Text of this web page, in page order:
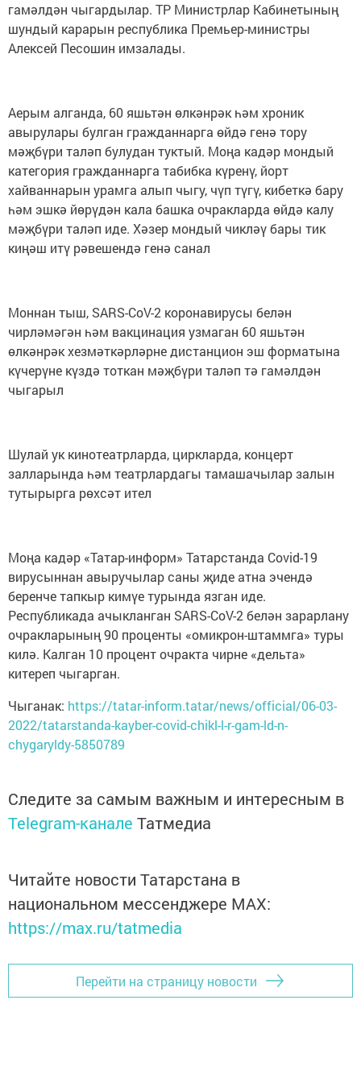
гамәлдән чыгардылар. ТР Министрлар Кабинетының
шундый карарын республика Премьер-министры
Алексей Песошин имзалады.
Аерым алганда, 60 яшьтән өлкәнрәк һәм хроник
авырулары булган гражданнарга өйдә генә тору
мәҗбүри таләп булудан туктый. Моңа кадәр мондый
категория гражданнарга табибка күренү, йорт
хайваннарын урамга алып чыгу, чүп түгү, кибеткә бару
һәм эшкә йөрүдән кала башка очракларда өйдә калу
мәҗбүри таләп иде. Хәзер мондый чикләү бары тик
киңәш итү рәвешендә генә санал
Моннан тыш, SARS-CoV-2 коронавирусы белән
чирләмәгән һәм вакцинация узмаган 60 яшьтән
өлкәнрәк хезмәткәрләрне дистанцион эш форматына
күчерүне күздә тоткан мәҗбүри таләп тә гамәлдән
чыгарыл
Шулай ук кинотеатрларда, циркларда, концерт
залларында һәм театрлардагы тамашачылар залын
тутырырга рөхсәт ител
Моңа кадәр «Татар-информ» Татарстанда Covid-19
вирусыннан авыручылар саны җиде атна эчендә
беренче тапкыр кимүе турында язган иде.
Республикада ачыкланган SARS-CoV-2 белән зарарлану
очракларының 90 проценты «омикрон-штаммга» туры
килә. Калган 10 процент очракта чирне «дельта»
китереп чыгарган.
Чыганак: https://tatar-inform.tatar/news/official/06-03-
2022/tatarstanda-kayber-covid-chikl-l-r-gam-ld-n-
chygaryldy-5850789
Следите за самым важным и интересным в
Telegram-канале Татмедиа
Читайте новости Татарстана в
национальном мессенджере MАХ:
https://max.ru/tatmedia
Перейти на страницу новости